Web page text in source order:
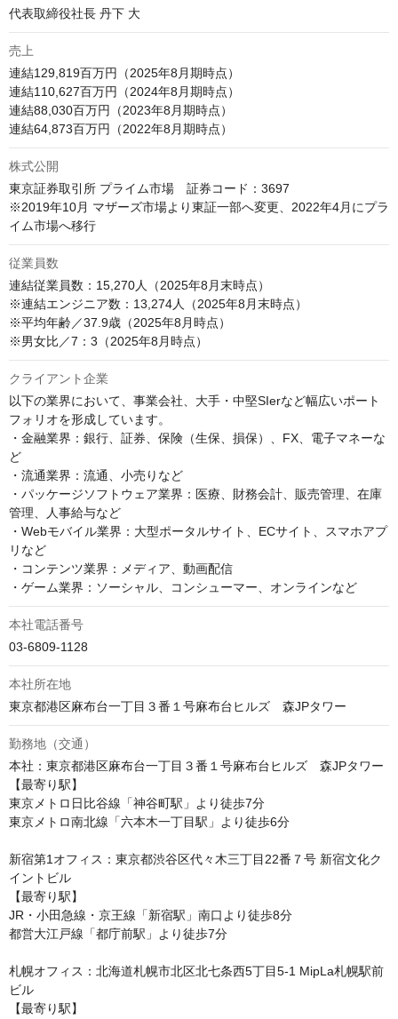
代表取締役社長 丹下 大
売上
連結129,819百万円（2025年8月期時点）
連結110,627百万円（2024年8月期時点）
連結88,030百万円（2023年8月期時点）
連結64,873百万円（2022年8月期時点）
株式公開
東京証券取引所 プライム市場　証券コード：3697
※2019年10月 マザーズ市場より東証一部へ変更、2022年4月にプラ
イム市場へ移行
従業員数
連結従業員数：15,270人（2025年8月末時点）
※連結エンジニア数：13,274人（2025年8月末時点）
※平均年齢／37.9歳（2025年8月時点）
※男女比／7：3（2025年8月時点）
クライアント企業
以下の業界において、事業会社、大手・中堅SIerなど幅広いポート
フォリオを形成しています。
・金融業界：銀行、証券、保険（生保、損保）、FX、電子マネーな
ど
・流通業界：流通、小売りなど
・パッケージソフトウェア業界：医療、財務会計、販売管理、在庫
管理、人事給与など
・Webモバイル業界：大型ポータルサイト、ECサイト、スマホアプ
リなど
・コンテンツ業界：メディア、動画配信
・ゲーム業界：ソーシャル、コンシューマー、オンラインなど
本社電話番号
03-6809-1128
本社所在地
勤務地（交通）
本社：東京都港区麻布台一丁目３番１号麻布台ヒルズ　森JPタワー
【最寄り駅】
東京メトロ日比谷線「神谷町駅」より徒歩7分
東京メトロ南北線「六本木一丁目駅」より徒歩6分
新宿第1オフィス：東京都渋谷区代々木三丁目22番７号 新宿文化ク
イントビル
【最寄り駅】
JR・小田急線・京王線「新宿駅」南口より徒歩8分
都営大江戸線「都庁前駅」より徒歩7分
札幌オフィス：北海道札幌市北区北七条西5丁目5-1 MipLa札幌駅前
ビル
【最寄り駅】